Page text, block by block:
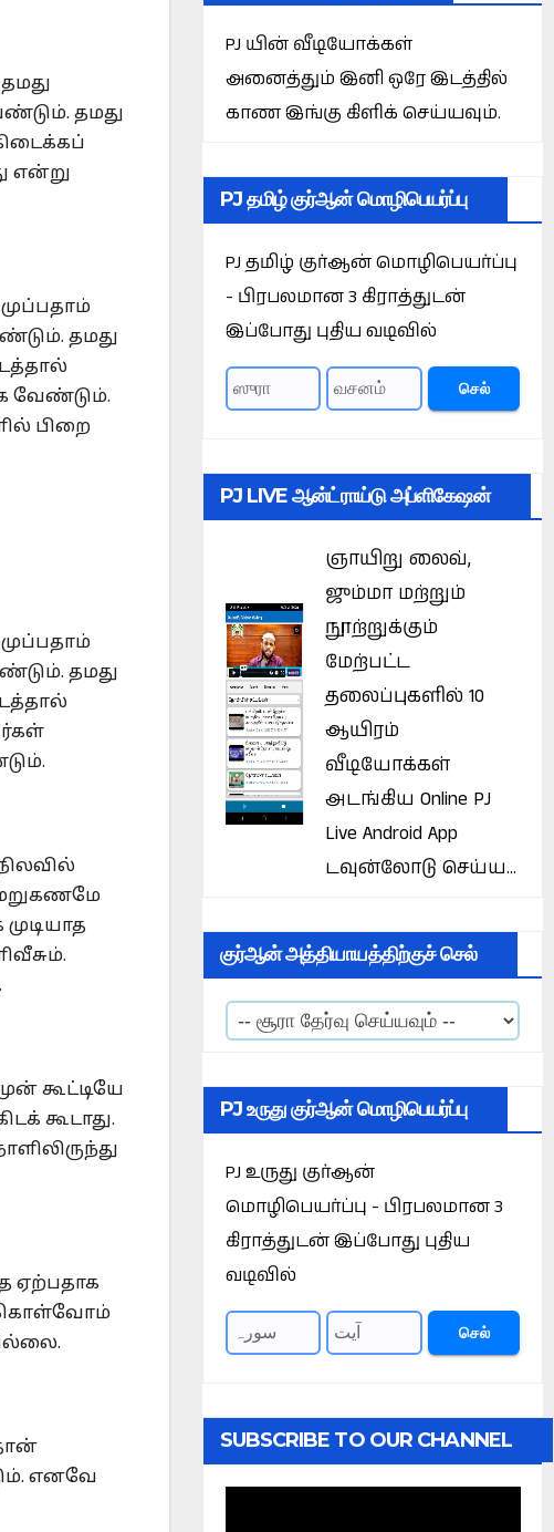
தமது
என்று
தமது
வேண்டும்.
பிறை
தமது
மறுகணமே
கூட்டியே
கூடாது.
ஏற்பதாக
கொள்வோம்
எனவே
PJ யின் வீடியோக்கள்
அனைத்தும் இனி ஒரே இடத்தில்
காண இங்கு கிளிக் செய்யவும்.
PJ தமிழ் குர்ஆன் மொழிபெயர்ப்பு
PJ தமிழ் குர்ஆன் மொழிபெயர்ப்பு
- பிரபலமான 3 கிராத்துடன்
இப்போது புதிய வடிவில்
செல்
PJ LIVE ஆன்ட்ராய்டு அப்ளிகேஷன்
ஞாயிறு லைவ்,
ஜும்மா மற்றும்
நூற்றுக்கும்
மேற்பட்ட
தலைப்புகளில் 10
ஆயிரம்
வீடியோக்கள்
அடங்கிய Online PJ
Live Android App
டவுன்லோடு செய்ய...
குர்ஆன் அத்தியாயத்திற்குச் செல்
PJ உருது குர்ஆன் மொழிபெயர்ப்பு
PJ உருது குர்ஆன்
மொழிபெயர்ப்பு - பிரபலமான 3
கிராத்துடன் இப்போது புதிய
வடிவில்
செல்
SUBSCRIBE TO OUR CHANNEL